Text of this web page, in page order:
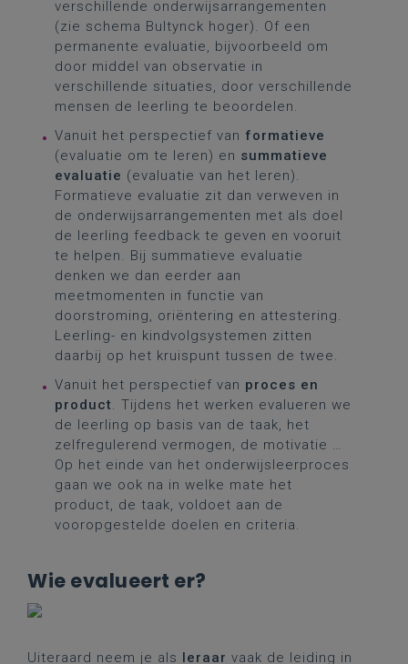
verschillende onderwijsarrangementen
(zie schema Bultynck hoger). Of een
permanente evaluatie, bijvoorbeeld om
door middel van observatie in
verschillende situaties, door verschillende
mensen de leerling te beoordelen.
Vanuit het perspectief van formatieve
(evaluatie om te leren) en summatieve
evaluatie (evaluatie van het leren).
Formatieve evaluatie zit dan verweven in
de onderwijsarrangementen met als doel
de leerling feedback te geven en vooruit
te helpen. Bij summatieve evaluatie
denken we dan eerder aan
meetmomenten in functie van
doorstroming, oriëntering en attestering.
Leerling- en kindvolgsystemen zitten
daarbij op het kruispunt tussen de twee.
Vanuit het perspectief van proces en
product. Tijdens het werken evalueren we
de leerling op basis van de taak, het
zelfregulerend vermogen, de motivatie …
Op het einde van het onderwijsleerproces
gaan we ook na in welke mate het
product, de taak, voldoet aan de
vooropgestelde doelen en criteria.
Wie evalueert er?
Uiteraard neem je als leraar vaak de leiding in